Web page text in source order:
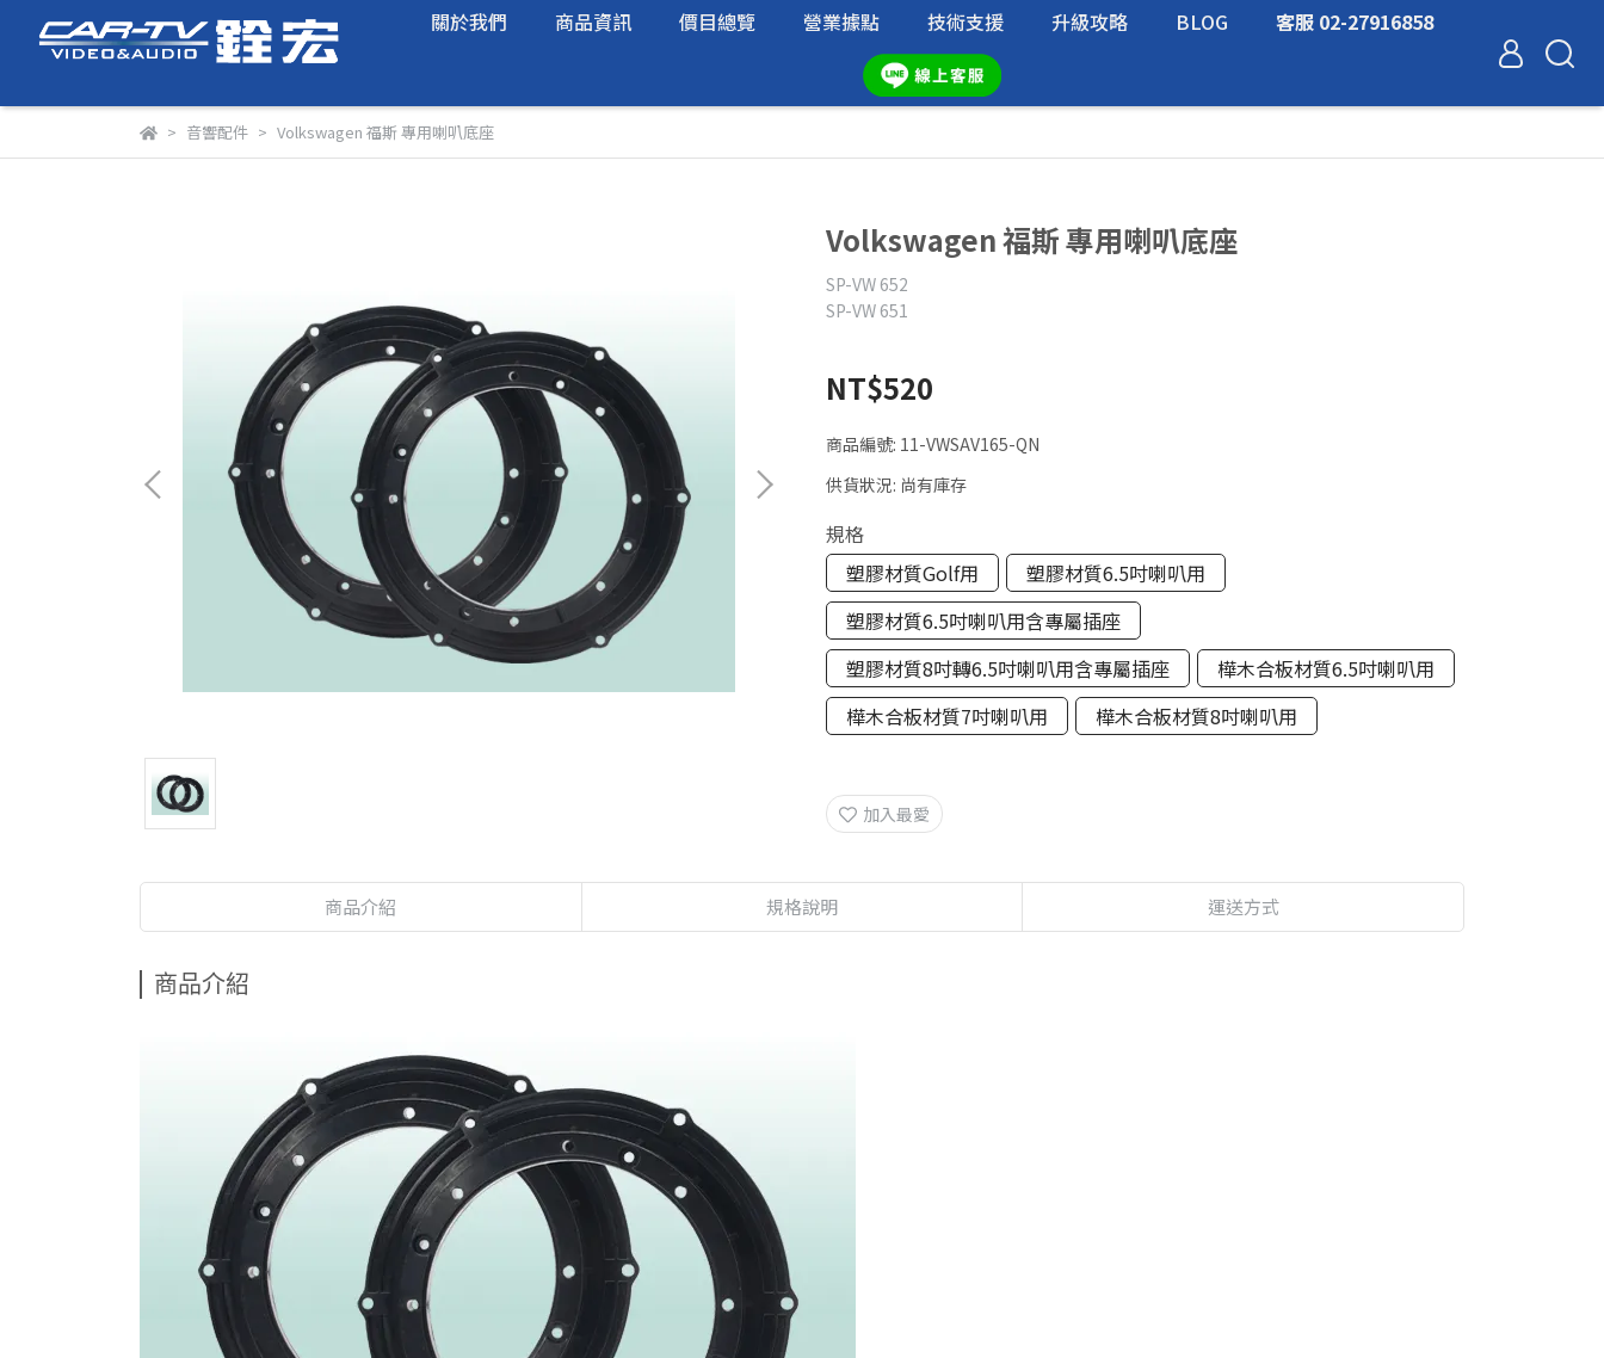
關於我們 商品資訊 價目總覽 營業據點 技術支援 升級攻略 BLOG 客服 02-27916858
音響配件 Volkswagen 福斯 專用喇叭底座
Volkswagen 福斯 專用喇叭底座
SP-VW 652
SP-VW 651
NT$520
商品編號: 11-VWSAV165-QN
供貨狀況: 尚有庫存
規格
塑膠材質Golf用
塑膠材質6.5吋喇叭用
塑膠材質6.5吋喇叭用含專屬插座
塑膠材質8吋轉6.5吋喇叭用含專屬插座
樺木合板材質6.5吋喇叭用
樺木合板材質7吋喇叭用
樺木合板材質8吋喇叭用
加入最愛
商品介紹 規格說明 運送方式
商品介紹